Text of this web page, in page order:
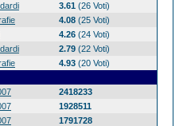
3.61 (26 Voti)
4.08 (25 Voti)
4.26 (24 Voti)
2.79 (22 Voti)
4.93 (20 Voti)
2418233
1928511
1791728